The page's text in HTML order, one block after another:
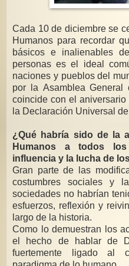
Cada 10 de diciembre se
Humanos para recordar
básicos e inalienables
personas es el ideal
naciones y pueblos del
por la Asamblea
coincide con el
la Declaración Universal
¿Qué habría sido de la
Humanos a todos
influencia y la lucha de
Gran parte de las
costumbres sociales y
sociedades no habrían
esfuerzos, reflexión y
largo de la historia.
Como lo demuestran los
el hecho de hablar de
fuertemente ligado al